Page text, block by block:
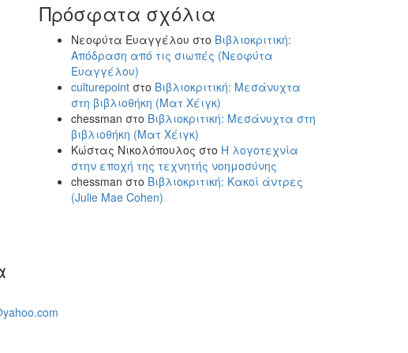
Πρόσφατα σχόλια
Νεοφύτα Ευαγγέλου στο Βιβλιοκριτική:
Απόδραση από τις σιωπές (Νεοφύτα
Ευαγγέλου)
culturepoint στο Βιβλιοκριτική: Μεσάνυχτα
στη βιβλιοθήκη (Ματ Χέιγκ)
chessman στο Βιβλιοκριτική: Μεσάνυχτα στη
βιβλιοθήκη (Ματ Χέιγκ)
Κώστας Νικολόπουλος στο Η λογοτεχνία
στην εποχή της τεχνητής νοημοσύνης
chessman στο Βιβλιοκριτική: Κακοί άντρες
(Julie Mae Cohen)